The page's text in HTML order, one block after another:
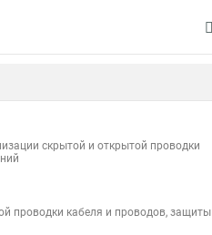
скрытой и открытой проводки
проводки кабеля и проводов, защиты